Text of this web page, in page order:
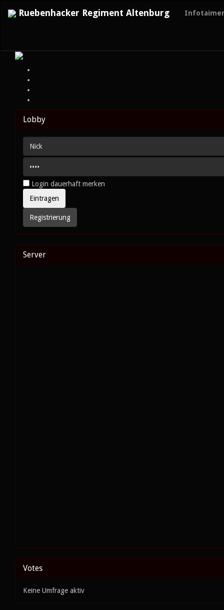
Ruebenhacker Regiment Altenburg
Lobby
Login dauerhaft merken
Registrierung
Server
Votes
Keine Umfrage aktiv